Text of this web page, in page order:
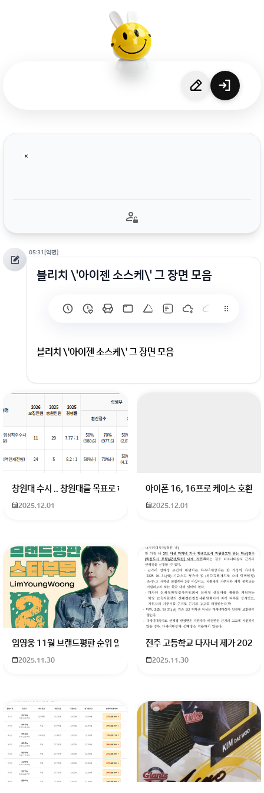
05:31[익명]
블리치 \'아이젠 소스케\' 그 장면 모음
블리치 \'아이젠 소스케\' 그 장면 모음
창원대 수시 .. 창원대를 목표로 하고 있는 09년생입니다 지금 제 내신이 5
2025.12.01
아이폰 16, 16프로 케이스 호환
2025.12.01
임영웅 11월 브랜드평판 순위 알고싶어요 임영웅 11월 브랜드평판에서
2025.11.30
전주 고등학교 다자녀 제가 2027
2025.11.30